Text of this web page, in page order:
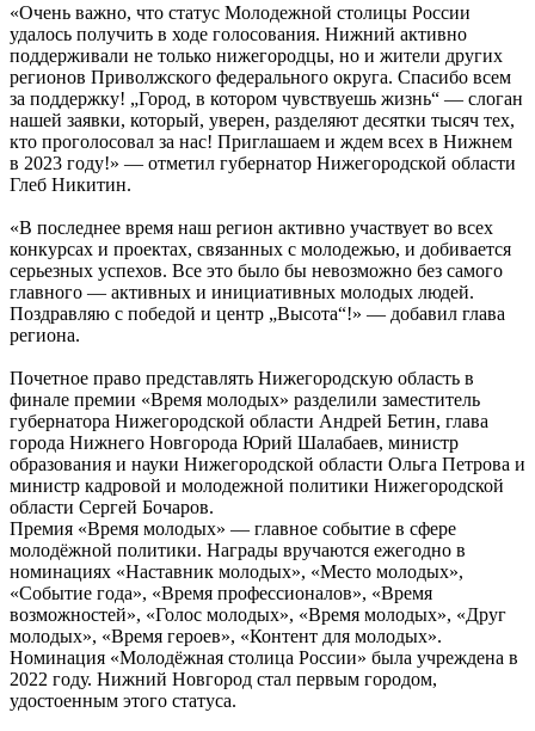
«Очень важно, что статус Молодежной столицы России
удалось получить в ходе голосования. Нижний активно
поддерживали не только нижегородцы, но и жители других
регионов Приволжского федерального округа. Спасибо всем
за поддержку! „Город, в котором чувствуешь жизнь“ — слоган
нашей заявки, который, уверен, разделяют десятки тысяч тех,
кто проголосовал за нас! Приглашаем и ждем всех в Нижнем
в 2023 году!» — отметил губернатор Нижегородской области
Глеб Никитин.
«В последнее время наш регион активно участвует во всех
конкурсах и проектах, связанных с молодежью, и добивается
серьезных успехов. Все это было бы невозможно без самого
главного — активных и инициативных молодых людей.
Поздравляю с победой и центр „Высота“!» — добавил глава
региона.
Почетное право представлять Нижегородскую область в
финале премии «Время молодых» разделили заместитель
губернатора Нижегородской области Андрей Бетин, глава
города Нижнего Новгорода Юрий Шалабаев, министр
образования и науки Нижегородской области Ольга Петрова и
министр кадровой и молодежной политики Нижегородской
области Сергей Бочаров.
Премия «Время молодых» — главное событие в сфере
молодёжной политики. Награды вручаются ежегодно в
номинациях «Наставник молодых», «Место молодых»,
«Событие года», «Время профессионалов», «Время
возможностей», «Голос молодых», «Время молодых», «Друг
молодых», «Время героев», «Контент для молодых».
Номинация «Молодёжная столица России» была учреждена в
2022 году. Нижний Новгород стал первым городом,
удостоенным этого статуса.